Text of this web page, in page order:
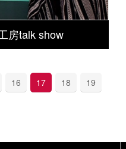
房talk show
16 17 18
19